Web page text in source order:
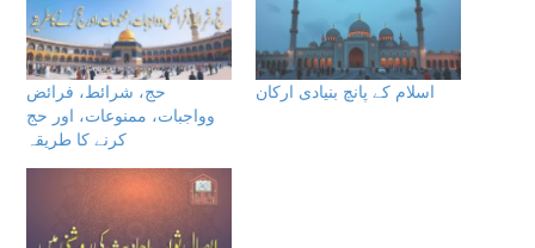
حج، شرائط، فرائض
وواجبات، ممنوعات، اور حج
كرنے كا طريقہ
اسلام كے پانچ بنيادى اركان